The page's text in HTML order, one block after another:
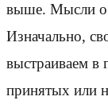
выше. Мысли
Изначально,
выстраиваем в
принятых или